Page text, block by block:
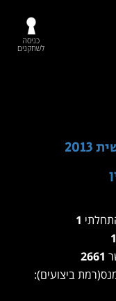
כניסה
לשחקנים
ביצועים):